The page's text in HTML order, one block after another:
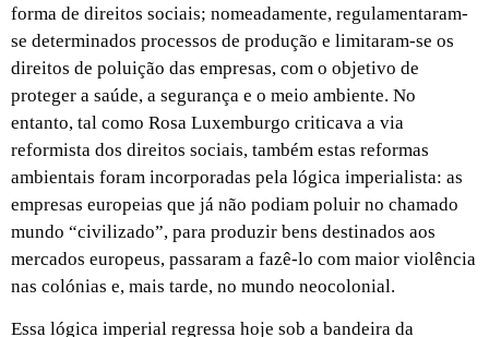
forma de direitos sociais; nomeadamente, regulamentaram-
se determinados processos de produção e limitaram-se os
direitos de poluição das empresas, com o objetivo de
proteger a saúde, a segurança e o meio ambiente. No
entanto, tal como Rosa Luxemburgo criticava a via
reformista dos direitos sociais, também estas reformas
ambientais foram incorporadas pela lógica imperialista: as
empresas europeias que já não podiam poluir no chamado
mundo “civilizado”, para produzir bens destinados aos
mercados europeus, passaram a fazê-lo com maior violência
nas colónias e, mais tarde, no mundo neocolonial.
Essa lógica imperial regressa hoje sob a bandeira da